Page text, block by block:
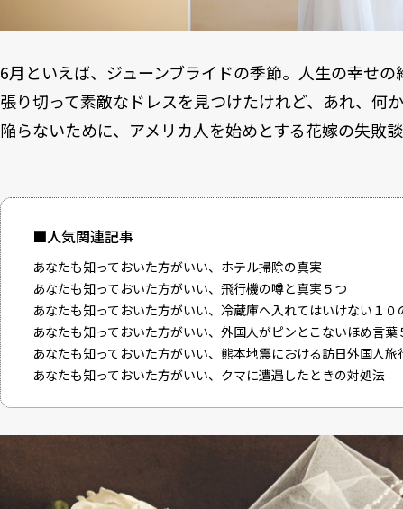
6月といえば、ジューンブライドの季節。人生の幸せ
張り切って素敵なドレスを見つけたけれど、あれ、何
陥らないために、アメリカ人を始めとする花嫁の失敗談
■人気関連記事
あなたも知っておいた方がいい、ホテル掃除の真実
あなたも知っておいた方がいい、飛行機の噂と真実５つ
あなたも知っておいた方がいい、冷蔵庫へ入れてはいけない１０
あなたも知っておいた方がいい、外国人がピンとこないほめ言葉
あなたも知っておいた方がいい、熊本地震における訪日外国人旅
あなたも知っておいた方がいい、クマに遭遇したときの対処法